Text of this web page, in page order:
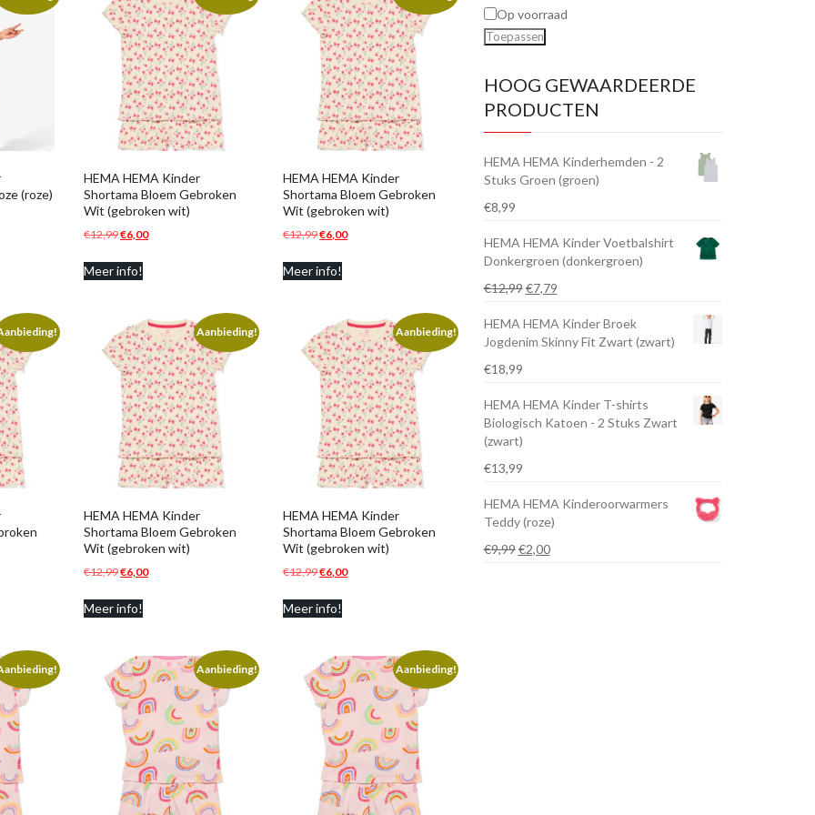
(roze)
HEMA HEMA Kinder
Shortama Bloem Gebroken
Wit (gebroken wit)
€12,99Oorspronkelijke
was:
€6,00Huidige
Meer info!
HEMA HEMA Kinder
Shortama Bloem Gebroken
Wit (gebroken wit)
€12,99Oorspronkelijke
was:
€6,00Huidige
Meer info!
Aanbieding!
HEMA HEMA Kinder
Shortama Bloem Gebroken
Wit (gebroken wit)
€12,99Oorspronkelijke
was:
€6,00Huidige
Meer info!
Aanbieding!
HEMA HEMA Kinder
Shortama Bloem Gebroken
Wit (gebroken wit)
€12,99Oorspronkelijke
was:
€6,00Huidige
Meer info!
Aanbieding! Aanbieding!
Op voorraad
Toepassen
HOOG GEWAARDEERDE
PRODUCTEN
HEMA HEMA Kinderhemden - 2
Stuks Groen (groen)
€8,99
HEMA HEMA Kinder Voetbalshirt
Donkergroen (donkergroen)
€12,99 Oorspronkelijke
was:
€12,99.
€7,79Huidige
is:
€7,79.
HEMA HEMA Kinder Broek
Jogdenim Skinny Fit Zwart (zwart)
€18,99
HEMA HEMA Kinder T-shirts
Biologisch Katoen - 2 Stuks Zwart
(zwart)
€13,99
HEMA HEMA Kinderoorwarmers
Teddy (roze)
€9,99 Oorspronkelijke
€2,00Huidige